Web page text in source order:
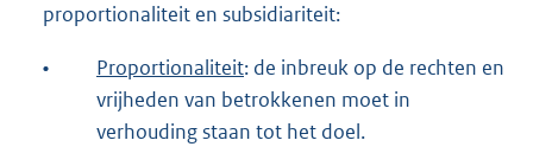
proportionaliteit en subsidiariteit:
• Proportionaliteit: de inbreuk op de rechten en
vrijheden van betrokkenen moet in
verhouding staan tot het doel.